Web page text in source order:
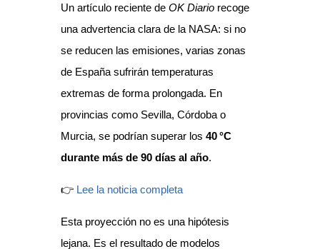
Un artículo reciente de OK Diariorecoge
una advertencia clara de la NASA: si no
se reducen las emisiones, varias zonas
de España sufrirán temperaturas
extremas de forma prolongada. En
provincias como Sevilla, Córdoba o
Murcia, se podrían superar los 40 °C
durante más de 90 días al año.
👉 Lee la noticia completa
Esta proyección no es una hipótesis
lejana. Es el resultado de modelos